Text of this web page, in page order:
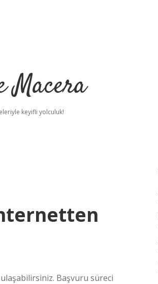
Macera
keyifli yolculuk!
ulaşabilirsiniz. Başvuru süreci